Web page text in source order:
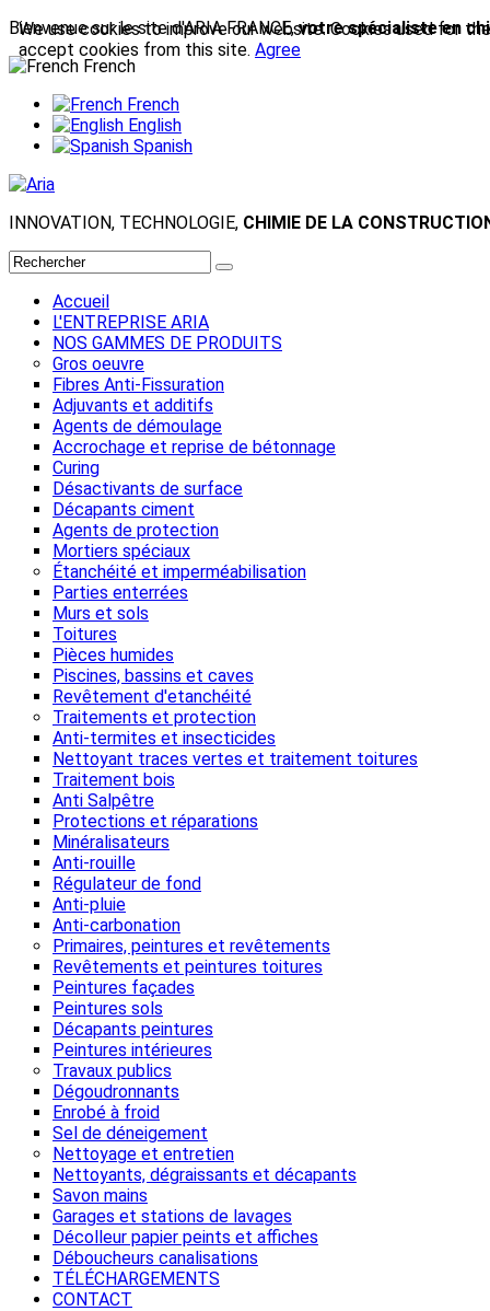
Bienvenue sur le site d'ARIA FRANCE,votre spécialiste en
French
French
English
Spanish
INNOVATION, TECHNOLOGIE, CHIMIE DE LA
Accueil
L'ENTREPRISE ARIA
NOS GAMMES DE PRODUITS
Gros oeuvre
Fibres Anti-Fissuration
Adjuvants et additifs
Agents de démoulage
Accrochage et reprise de bétonnage
Curing
Désactivants de surface
Décapants ciment
Agents de protection
Mortiers spéciaux
Étanchéité et imperméabilisation
Parties enterrées
Murs et sols
Toitures
Pièces humides
Piscines, bassins et caves
Revêtement d'etanchéité
Traitements et protection
Anti-termites et insecticides
Nettoyant traces vertes et traitement toitures
Traitement bois
Anti Salpêtre
Protections et réparations
Minéralisateurs
Anti-rouille
Régulateur de fond
Anti-pluie
Anti-carbonation
Primaires, peintures et revêtements
Revêtements et peintures toitures
Peintures façades
Peintures sols
Décapants peintures
Peintures intérieures
Travaux publics
Dégoudronnants
Enrobé à froid
Sel de déneigement
Nettoyage et entretien
Nettoyants, dégraissants et décapants
Savon mains
Garages et stations de lavages
Décolleur papier peints et affiches
Déboucheurs canalisations
TÉLÉCHARGEMENTS
CONTACT
We use cookies to improve our website. Cookies used for
accept cookies from this site. Agree